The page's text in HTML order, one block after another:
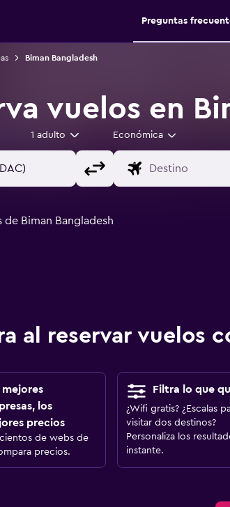
Preguntas
Biman Bangladesh
vuelos en
1 adulto Económica
de Biman Bangladesh
al reservar vuelos
mejores
los
precios
de webs de
precios.
Filtra lo que
¿Wifi gratis? ¿Escalas
visitar dos destinos?
Personaliza los
instante.